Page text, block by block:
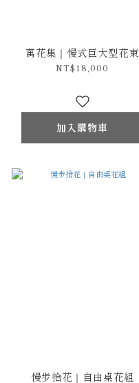
萬花集｜慢式巨大型花束
NT$18,000
加入購物車
慢步拾花｜自由桌花組